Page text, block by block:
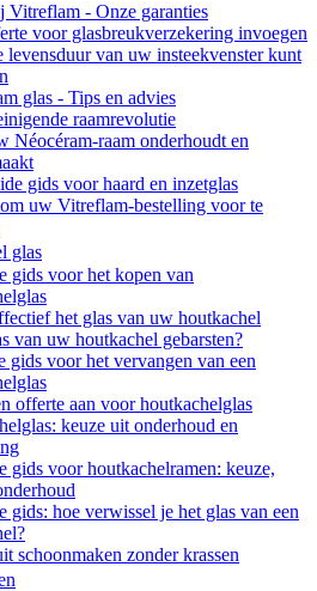
Vitreflam - Onze garanties
voor glasbreukverzekering invoegen
levensduur van uw insteekvenster kunt
glas - Tips en advies
raamrevolutie
Néocéram-raam onderhoudt en
gids voor haard en inzetglas
uw Vitreflam-bestelling voor te
glas
gids voor het kopen van
het glas van uw houtkachel
van uw houtkachel gebarsten?
gids voor het vervangen van een
offerte aan voor houtkachelglas
keuze uit onderhoud en
gids voor houtkachelramen: keuze,
gids: hoe verwissel je het glas van een
schoonmaken zonder krassen